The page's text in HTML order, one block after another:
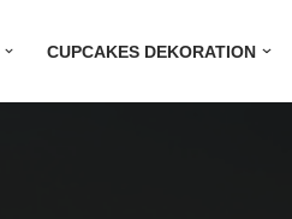
CUPCAKES DEKORATION